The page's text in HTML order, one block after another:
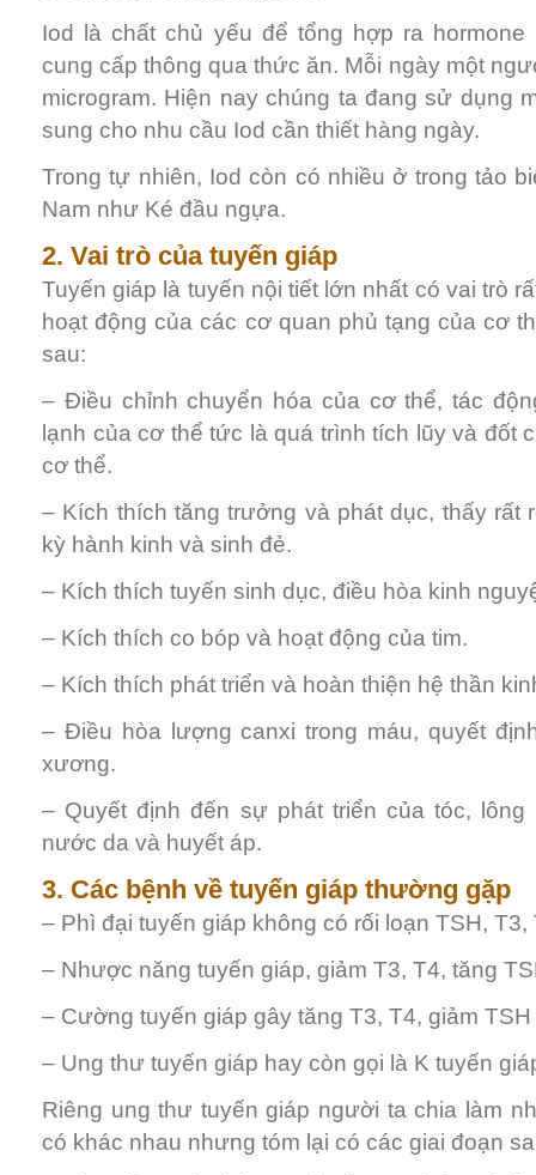
Iod là chất chủ yếu để tổng hợp ra
cung cấp thông qua thức ăn. Mỗi ngày một
microgram. Hiện nay chúng ta đang sử dụng
sung cho nhu cầu Iod cần thiết hàng ngày.
Trong tự nhiên, Iod còn có nhiều ở trong tảo
Nam như Ké đầu ngựa.
2. Vai trò của tuyến giáp
Tuyến giáp là tuyến nội tiết lớn nhất có vai trò
hoạt động của các cơ quan phủ tạng của cơ
sau:
– Điều chỉnh chuyển hóa của cơ thể, tác
lạnh của cơ thể tức là quá trình tích lũy và đốt
cơ thể.
– Kích thích tăng trưởng và phát dục, thấy rất
kỳ hành kinh và sinh đẻ.
– Kích thích tuyến sinh dục, điều hòa kinh
– Kích thích co bóp và hoạt động của tim.
– Kích thích phát triển và hoàn thiện hệ thần
– Điều hòa lượng canxi trong máu, quyết
xương.
– Quyết định đến sự phát triển của tóc, lông
nước da và huyết áp.
3. Các bệnh về tuyến giáp thường gặp
– Phì đại tuyến giáp không có rối loạn TSH, T3,
– Nhược năng tuyến giáp, giảm T3, T4, tăng
– Cường tuyến giáp gây tăng T3, T4, giảm TSH
– Ung thư tuyến giáp hay còn gọi là K tuyến
Riêng ung thư tuyến giáp người ta chia làm
có khác nhau nhưng tóm lại có các giai đoạn